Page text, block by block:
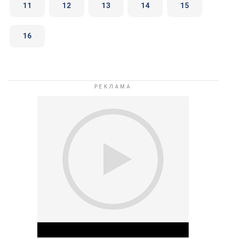
11 12 13 14 15
16